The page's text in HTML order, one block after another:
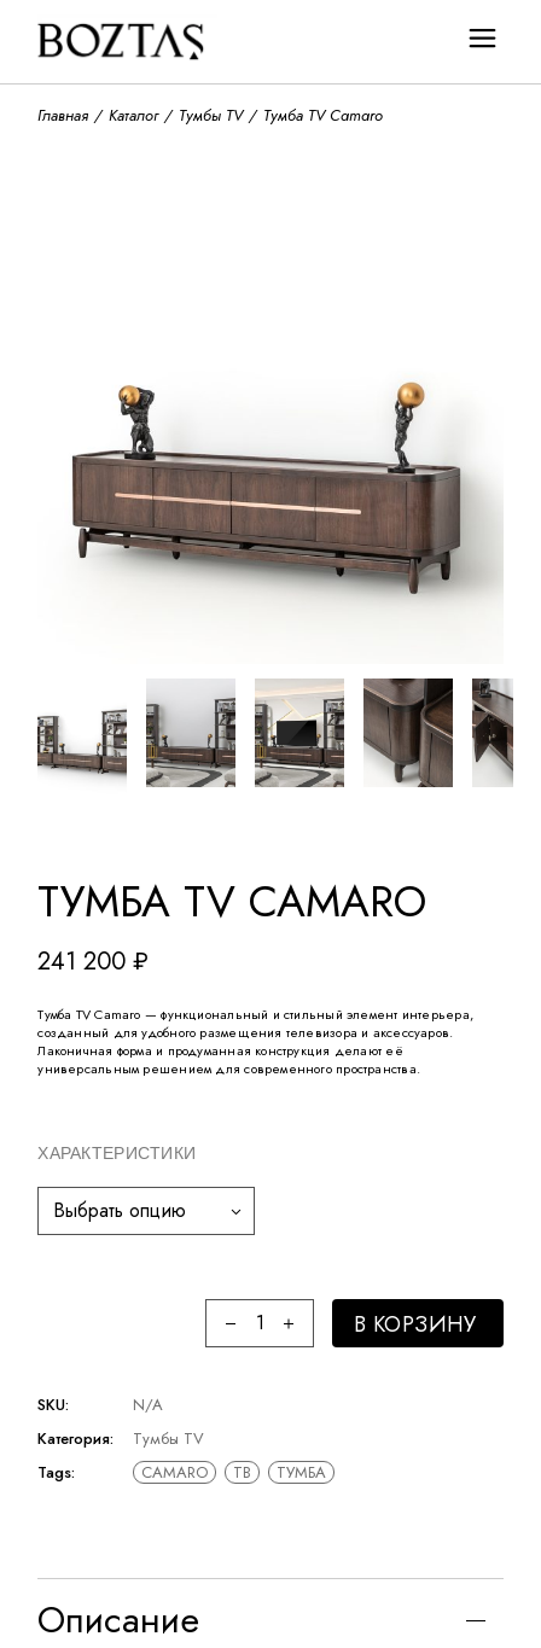
Главная Каталог Тумбы TV Тумба TV Camaro
ТУМБА TV CAMARO
241 200₽
Тумба TV Camaro — функциональный и стильный элемент интерьера,
созданный для удобного размещения телевизора и аксессуаров.
Лаконичная форма и продуманная конструкция делают её
универсальным решением для современного пространства.
ХАРАКТЕРИСТИКИ
Выбрать опцию
В КОРЗИНУ
SKU:
N/A
Категория:
Тумбы TV
Tags:
CAMARO ТВ ТУМБА
Описание